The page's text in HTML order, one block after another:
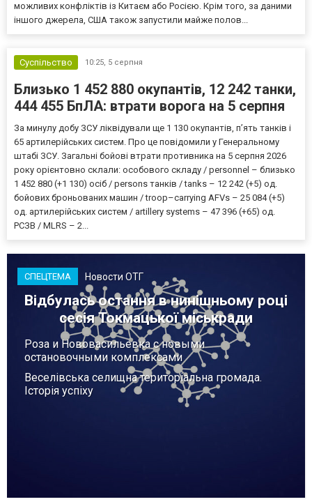
можливих конфліктів із Китаєм або Росією. Крім того, за даними
іншого джерела, США також запустили майже полов...
Суспільство 10:25, 5 серпня
Близько 1 452 880 окупантів, 12 242 танки,
444 455 БпЛА: втрати ворога на 5 серпня
За минулу добу ЗСУ ліквідували ще 1 130 окупантів, пʼять танків і
65 артилерійських систем. Про це повідомили у Генеральному
штабі ЗСУ. Загальні бойові втрати противника на 5 серпня 2026
року орієнтовно склали: особового складу / personnel – близько
1 452 880 (+1 130) осіб / persons танків / tanks – 12 242 (+5) од.
бойових броньованих машин / troop–carrying AFVs – 25 084 (+5)
од. артилерійських систем / artillery systems – 47 396 (+65) од.
РСЗВ / MLRS – 2...
СПЕЦТЕМА Новости ОТГ
Відбулась остання в нинішньому році
сесія Токмацької міськради
Роза и Нововасильевка с новыми
остановочными комплексами
Веселівська селищна територіальна громада.
Історія успіху